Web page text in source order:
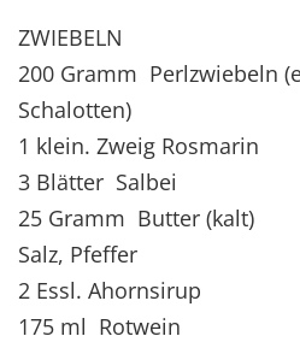
ZWIEBELN
200 Gramm Perlzwiebeln
Schalotten)
1 klein. Zweig Rosmarin
3 Blätter Salbei
25 Gramm Butter (kalt)
Salz, Pfeffer
2 Essl. Ahornsirup
175 ml Rotwein